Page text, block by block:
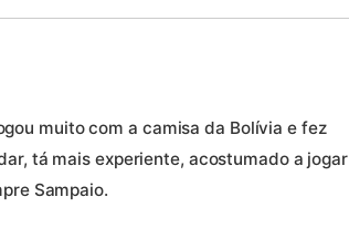
muito com a camisa da Bolívia e fez
tá mais experiente, acostumado a jogar
Sampaio.